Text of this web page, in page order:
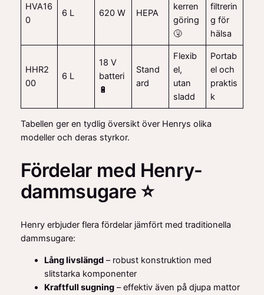
HVA16
0
6 L 620 W HEPA
kerren
göring
🤧
filtrerin
g för
hälsa
HHR2
00
6 L
18 V
batteri
🔋
Stand
ard
Flexib
el,
utan
sladd
Portab
el och
praktis
k
Tabellen ger en tydlig översikt över Henrys olika
modeller och deras styrkor.
Fördelar med Henry-
dammsugare ⭐
Henry erbjuder flera fördelar jämfört med traditionella
dammsugare:
Lång livslängd– robust konstruktion med
slitstarka komponenter
Kraftfull sugning– effektiv även på djupa mattor